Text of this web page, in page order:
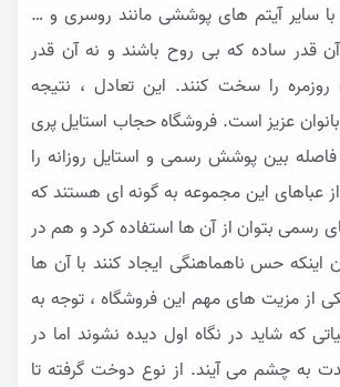
با سایر آیتم های پوششی مانند روسری و …
قدر ساده که بی روح باشند و نه آن قدر
را سخت کنند. این تعادل ، نتیجه
عزیز است. فروشگاه حجاب استایل پری
بین پوشش رسمی و استایل روزانه را
عباهای این مجموعه به گونه ای هستند که
بتوان از آن ها استفاده کرد و هم در
اینکه حس ناهماهنگی ایجاد کنند با آن ها
از مزیت های مهم این فروشگاه ، توجه به
که شاید در نگاه اول دیده نشوند اما در
به چشم می آیند. از نوع دوخت گرفته تا